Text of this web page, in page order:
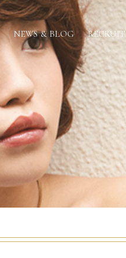
NEWS & BLOG RECRUIT